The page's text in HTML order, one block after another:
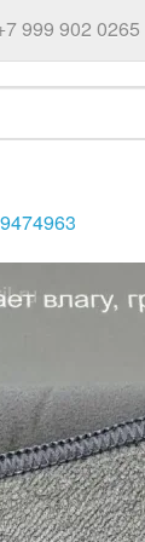
999 902 0265